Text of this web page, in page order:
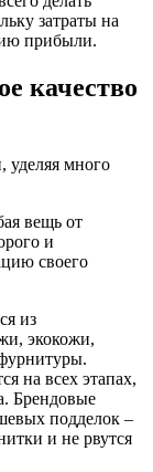
затраты на
прибыли.
качество
уделяя много
вещь от
и
своего
из
экокожи,
на всех этапах,
Брендовые
подделок –
и не рвутся